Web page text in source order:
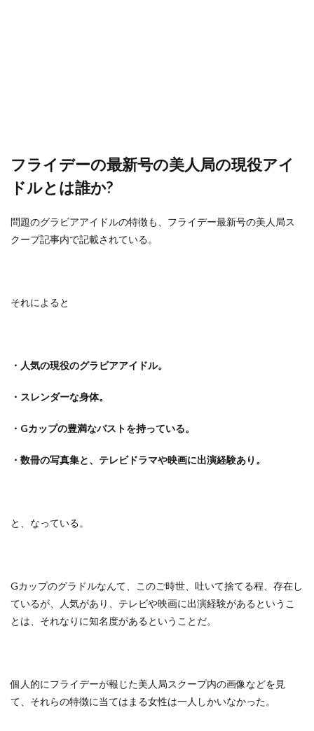
フライデーの最新号の美人局の現役アイ
ドルとは誰か?
問題のグラビアアイドルの特徴も、フライデー最新号の美人局ス
クープ記事内で記載されている。
それによると
・人気の現役のグラビアアイドル。
・スレンダーな身体。
・Gカップの豊満なバストを持っている。
・数冊の写真集と、テレビドラマや映画に出演経験あり。
と、なっている。
Gカップのグラドルなんて、このご時世、吐いて捨てる程、存在し
ているが、人気があり、テレビや映画に出演経験があるというこ
とは、それなりに知名度があるということだ。
個人的にフライデーが報じた美人局スクープ内の画像などを見
て、それらの特徴に当てはまる女性は一人しかいなかった。